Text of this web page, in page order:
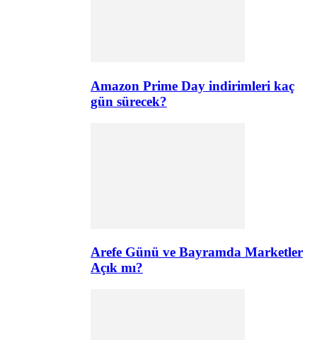
Amazon Prime Day indirimleri kaç
gün sürecek?
Arefe Günü ve Bayramda Marketler
Açık mı?